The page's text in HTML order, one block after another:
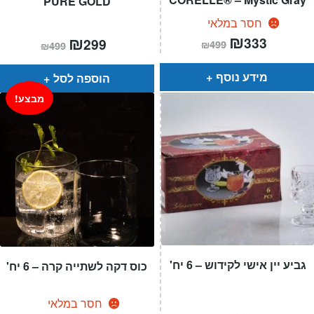
₪499 המחיר
המקורי
היה:
₪499.
₪299
הוא:
הוספה לסל
חסר במלאי
₪499 המחיר
המקורי
היה:
₪499.
₪333
הוא:
מידע נוסף
כוס דקה לשתייה קרה – 6 יח'
חסר במלאי
מבצע!
גביע יין אישי לקידוש – 6 יח'